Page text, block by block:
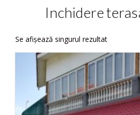
Inchidere
Se afișează singurul rezultat